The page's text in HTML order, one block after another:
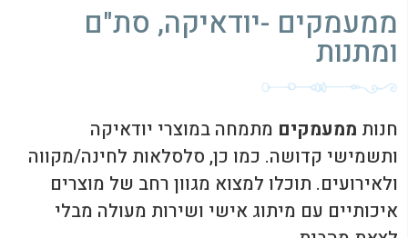
ממעמקים -יודאיקה, סת"ם
ומתנות
חנות ממעמקים מתמחה במוצרי יודאיקה
ותשמישי קדושה. כמו כן, סלסלאות לחינה/מקווה
ולאירועים. תוכלו למצוא מגוון רחב של מוצרים
איכותיים עם מיתוג אישי ושירות מעולה מבלי